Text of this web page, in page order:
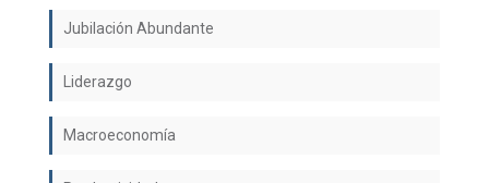
Jubilación Abundante
Liderazgo
Macroeconomía